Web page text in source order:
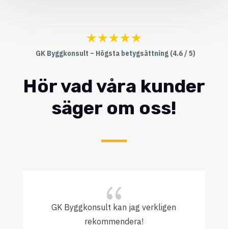
☆☆☆☆☆
GK Byggkonsult – Högsta betygsättning (4.6 / 5)
Hör vad våra kunder
säger om oss!
{
GK Byggkonsult kan jag verkligen
rekommendera!